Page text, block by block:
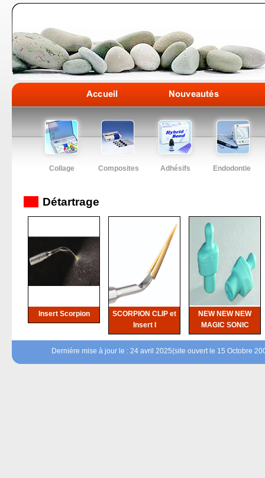
Collage Composites Adhésifs Endodontie
Détartrage
Insert Scorpion
SCORPION CLIP et
Insert I
NEW NEW NEW
MAGIC SONIC
Dernière mise à jour le : 24 avril 2025(site ouvert le 15 Octobre